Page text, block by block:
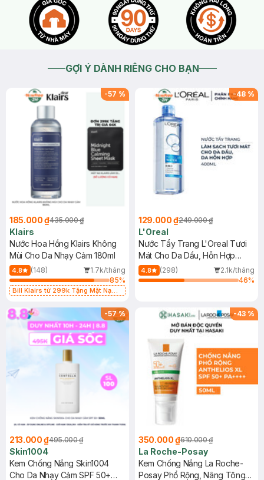
GỢI Ý DÀNH RIÊNG CHO BẠN
-57 %
185.000 ₫435.000 ₫
Klairs
Nước Hoa Hồng Klairs Không
Mùi Cho Da Nhạy Cảm 180ml
4.8 (148)
1.7k/tháng
85%
Bill Klairs từ 299k Tặng Mặt Nạ
25ml (SL Có Hạn)
-48 %
129.000 ₫249.000 ₫
L'Oreal
Nước Tẩy Trang L'Oreal Tươi
Mát Cho Da Dầu, Hỗn Hợp
400ml
4.8 (298)
2.1k/tháng
46%
-57%
213.000 ₫495.000 ₫
Skin1004
Kem Chống Nắng Skin1004
Cho Da Nhạy Cảm SPF 50+
-43 %
350.000 ₫610.000 ₫
La Roche-Posay
Kem Chống Nắng La Roche-
Posay Phổ Rộng, Nâng Tông